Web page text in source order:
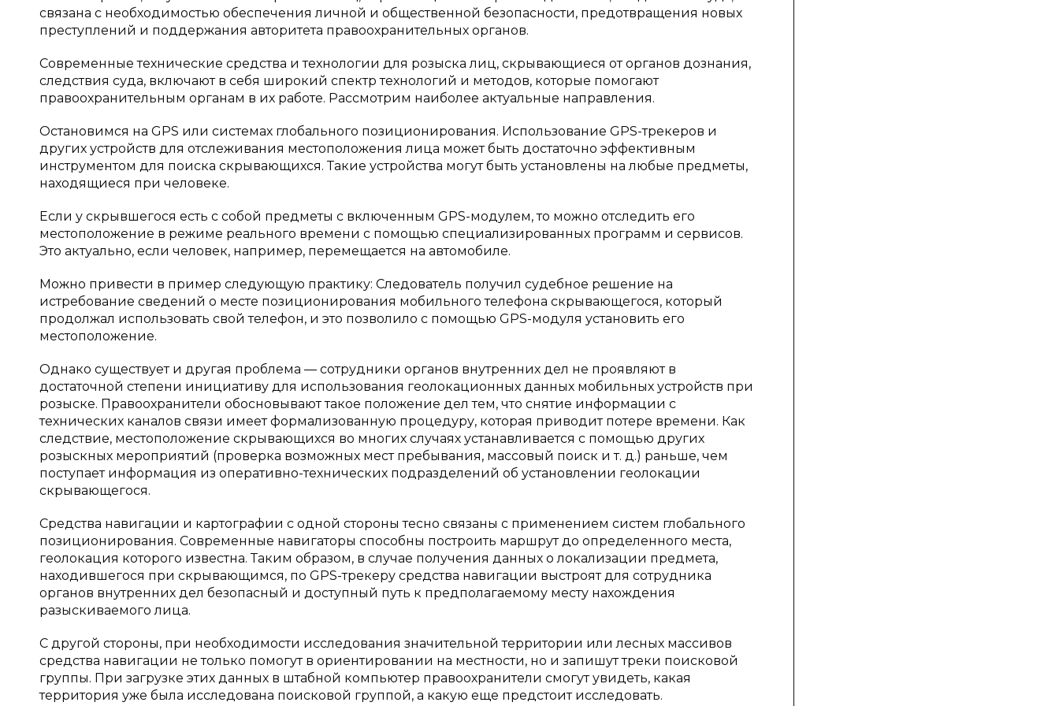
связана с необходимостью обеспечения личной и общественной безопасности, предотвращения новых
преступлений и поддержания авторитета правоохранительных органов.
Современные технические средства и технологии для розыска лиц, скрывающиеся от органов дознания,
следствия суда, включают в себя широкий спектр технологий и методов, которые помогают
правоохранительным органам в их работе. Рассмотрим наиболее актуальные направления.
Остановимся на GPS или системах глобального позиционирования. Использование GPS-трекеров и
других устройств для отслеживания местоположения лица может быть достаточно эффективным
инструментом для поиска скрывающихся. Такие устройства могут быть установлены на любые предметы,
находящиеся при человеке.
Если у скрывшегося есть с собой предметы с включенным GPS-модулем, то можно отследить его
местоположение в режиме реального времени с помощью специализированных программ и сервисов.
Это актуально, если человек, например, перемещается на автомобиле.
Можно привести в пример следующую практику: Следователь получил судебное решение на
истребование сведений о месте позиционирования мобильного телефона скрывающегося, который
продолжал использовать свой телефон, и это позволило с помощью GPS-модуля установить его
местоположение.
Однако существует и другая проблема — сотрудники органов внутренних дел не проявляют в
достаточной степени инициативу для использования геолокационных данных мобильных устройств при
розыске. Правоохранители обосновывают такое положение дел тем, что снятие информации с
технических каналов связи имеет формализованную процедуру, которая приводит потере времени. Как
следствие, местоположение скрывающихся во многих случаях устанавливается с помощью других
розыскных мероприятий (проверка возможных мест пребывания, массовый поиск и т. д.) раньше, чем
поступает информация из оперативно-технических подразделений об установлении геолокации
скрывающегося.
Средства навигации и картографии с одной стороны тесно связаны с применением систем глобального
позиционирования. Современные навигаторы способны построить маршрут до определенного места,
геолокация которого известна. Таким образом, в случае получения данных о локализации предмета,
находившегося при скрывающимся, по GPS-трекеру средства навигации выстроят для сотрудника
органов внутренних дел безопасный и доступный путь к предполагаемому месту нахождения
разыскиваемого лица.
С другой стороны, при необходимости исследования значительной территории или лесных массивов
средства навигации не только помогут в ориентировании на местности, но и запишут треки поисковой
группы. При загрузке этих данных в штабной компьютер правоохранители смогут увидеть, какая
территория уже была исследована поисковой группой, а какую еще предстоит исследовать.